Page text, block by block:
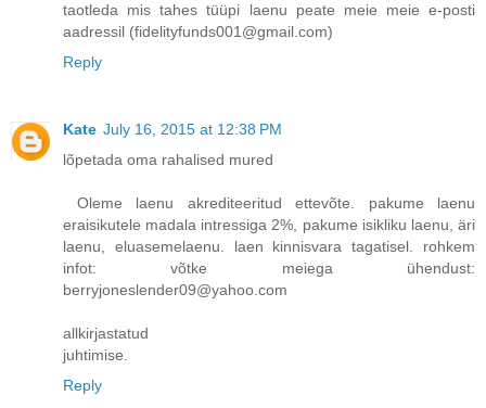
taotleda mis tahes tüüpi laenu peate meie meie e-posti
aadressil (fidelityfunds001@gmail.com)
Reply
Kate July 16, 2015 at 12:38 PM
lõpetada oma rahalised mured
Oleme laenu akrediteeritud ettevõte. pakume laenu
eraisikutele madala intressiga 2%, pakume isikliku laenu, äri
laenu, eluasemelaenu. laen kinnisvara tagatisel. rohkem
infot: võtke meiega ühendust:
berryjoneslender09@yahoo.com
allkirjastatud
juhtimise.
Reply